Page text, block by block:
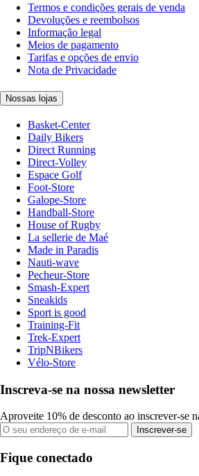
Termos e condições gerais de venda
Devoluções e reembolsos
Informação legal
Meios de pagamento
Tarifas e opções de envio
Nota de Privacidade
Nossas lojas
Basket-Center
Daily Bikers
Direct Running
Direct-Volley
Espace Golf
Foot-Store
Galope-Store
Handball-Store
House of Rugby
La sellerie de Maé
Made in Paradis
Nauti-wave
Pecheur-Store
Smash-Expert
Sneakids
Sport is good
Training-Fit
Trek-Expert
TripNBikers
Vélo-Store
Inscreva-se na nossa newsletter
Aproveite 10% de desconto ao inscrever-se
Inscrever-se
Fique conectado